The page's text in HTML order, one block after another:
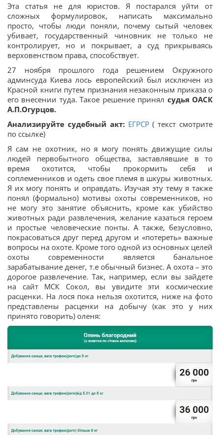
Эта статья не для юристов. Я постарался уйти от
сложных формулировок, написать максимально
просто, чтобы люди поняли, почему сытый человек
убивает, государственный чиновник не только не
контролирует, но и покрывает, а суд прикрываясь
верховенством права, способствует.
27 ноября прошлого года решением Окружного
админсуда Киева лось европейский был исключен из
Красной книги путем признания незаконным приказа о
его внесении туда. Такое решение принял судья ОАСК
А.П.Огурцов.
Анализируйте судебный акт: ЕГРСР( текст смотрите
по ссылке)
Я сам не охотник, но я могу понять движущие силы
людей первобытного общества, заставлявшие в то
время охотится, чтобы прокормить себя и
соплеменников и одеть свое племя в шкуры животных.
Я их могу понять и оправдать. Изучая эту тему я также
понял (формально) мотивы охоты современников, но
не могу это занятие объяснить, кроме как убийство
животных ради развлечения, желание казаться героем
и простые человеческие понты. А также, безусловно,
покрасоваться друг перед другом и «потереть» важные
вопросы на охоте. Кроме того одной из основных целей
охоты современности является банальное
зарабатывание денег, т.е обычный бизнес. А охота – это
дорогое развлечение. Так, например, если вы зайдете
на сайт МСК Сокол, вы увидите эти космические
расценки. На лося пока нельзя охотится, ниже на фото
представлены расценки на добычу (как это у них
принято говорить) оленя: